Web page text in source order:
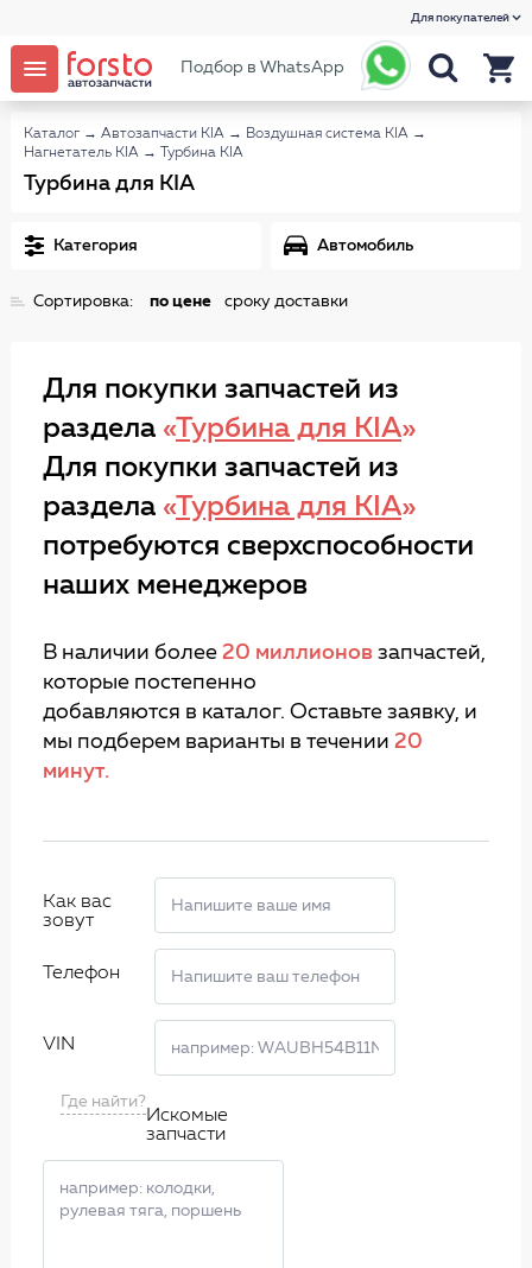
Для покупателей
Подбор в WhatsApp
Каталог → Автозапчасти KIA → Воздушная система KIA →
Нагнетатель KIA → Турбина KIA
Турбина для KIA
Категория Автомобиль
Сортировка: по цене сроку доставки
Для покупки запчастей из
раздела «Турбина для KIA»
Для покупки запчастей из
раздела «Турбина для KIA»
потребуются сверхспособности
наших менеджеров
В наличии более 20 миллионов запчастей,
которые постепенно
добавляются в каталог. Оставьте заявку, и
мы подберем варианты в течении 20
минут.
Как вас
зовут
Телефон
VIN
Где найти?
Искомые
запчасти